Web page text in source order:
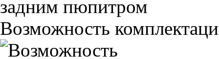
Возможность